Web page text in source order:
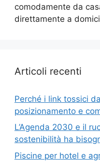
comodamente da
direttamente a
Articoli recenti
Perché i link tossici
posizionamento e
L’Agenda 2030 e il
sostenibilità ha
Piscine per hotel e